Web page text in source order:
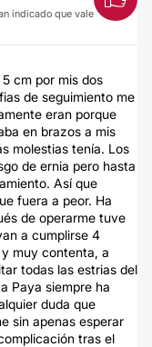
indicado que vale
cm por mis dos
de seguimiento me
eran porque
en brazos a mis
molestias tenía. Los
de ernia pero hasta
Así que
fuera a peor. Ha
de operarme tuve
a cumplirse 4
muy contenta, a
todas las estrias del
Paya siempre ha
duda que
sin apenas esperar
tras el